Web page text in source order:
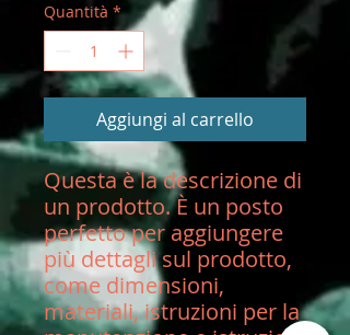
Quantità *
Aggiungi al carrello
Questa è la descrizione di
un prodotto. È un posto
perfetto per aggiungere
più dettagli sul prodotto,
come dimensioni,
materiali, istruzioni per la